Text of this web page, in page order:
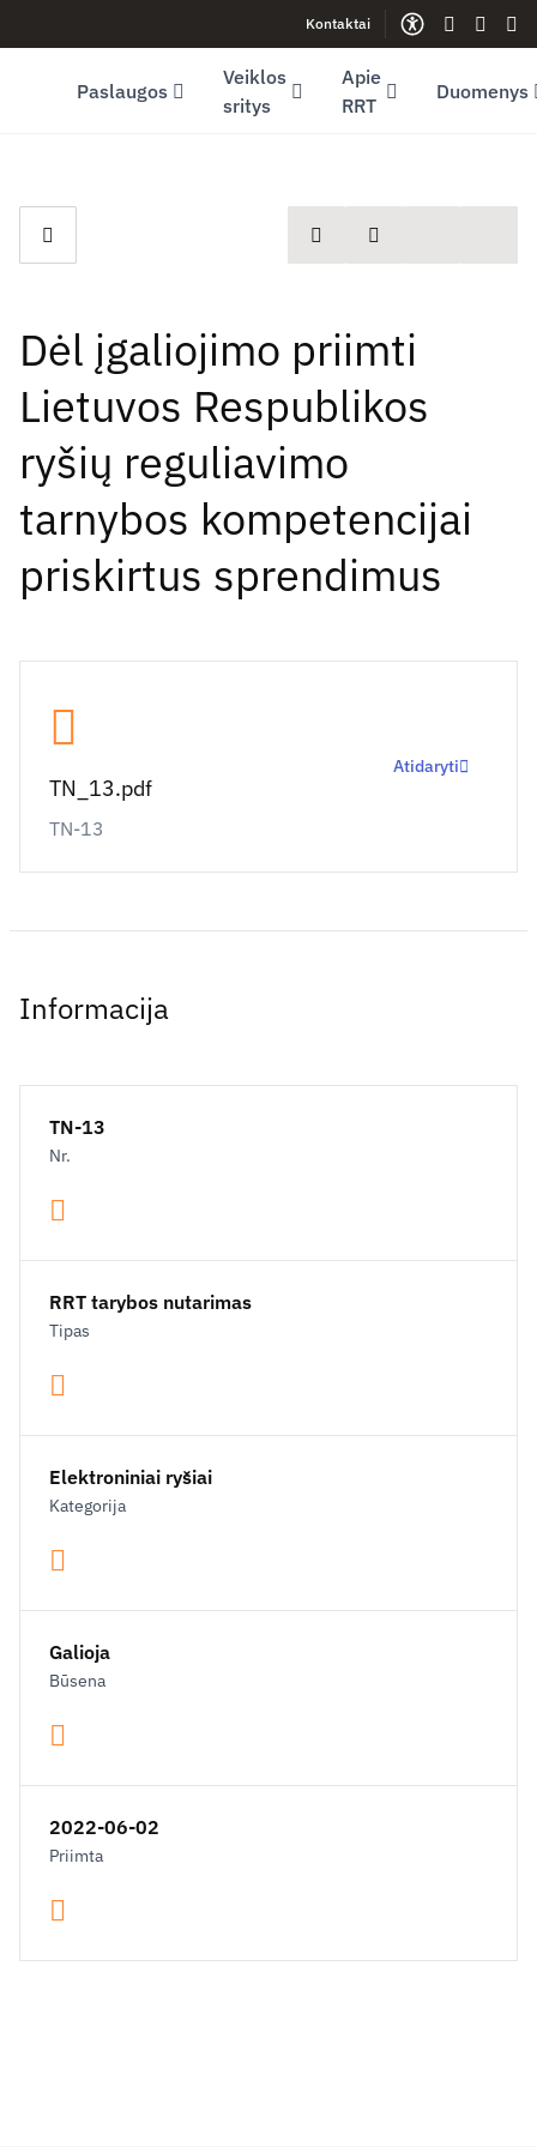
Youtube (opens in new window)Kontaktai
Gestų
Paslaugos
Veiklos
sritys
Apie
RRT
Duomenys
spausdintiDalintis
Dėl įgaliojimo priimti
Lietuvos Respublikos
ryšių reguliavimo
tarnybos kompetencijai
priskirtus sprendimus
TN_13.pdf
TN-13
Atidaryti
Informacija
TN-13
Nr.
RRT tarybos nutarimas
Tipas
Elektroniniai ryšiai
Kategorija
Galioja
Būsena
2022-06-02
Priimta